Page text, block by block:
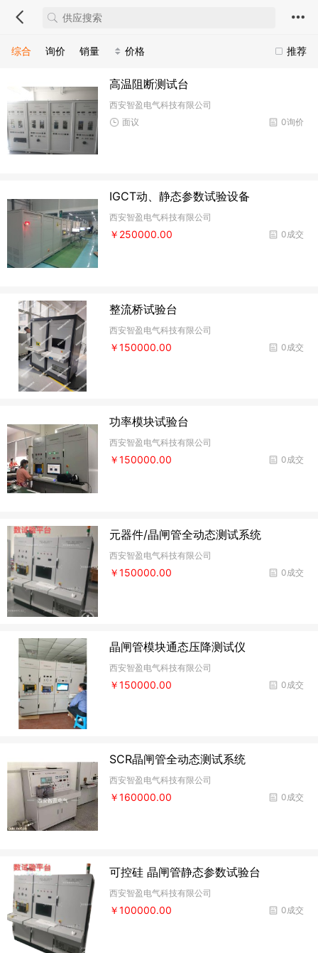
推荐
综合 询价 销量 价格
高温阻断测试台
西安智盈电气科技有限公司
0询价
面议
IGCT动、静态参数试验设备
西安智盈电气科技有限公司
0成交
￥250000.00
整流桥试验台
西安智盈电气科技有限公司
0成交
￥150000.00
功率模块试验台
西安智盈电气科技有限公司
0成交
￥150000.00
元器件/晶闸管全动态测试系统
西安智盈电气科技有限公司
0成交
￥150000.00
晶闸管模块通态压降测试仪
西安智盈电气科技有限公司
0成交
￥150000.00
SCR晶闸管全动态测试系统
西安智盈电气科技有限公司
0成交
￥160000.00
可控硅 晶闸管静态参数试验台
西安智盈电气科技有限公司
0成交
￥100000.00